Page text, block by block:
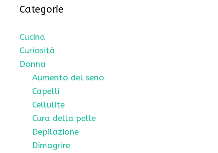
Categorie
Cucina
Curiosità
Donna
Aumento del seno
Capelli
Cellulite
Cura della pelle
Depilazione
Dimagrire